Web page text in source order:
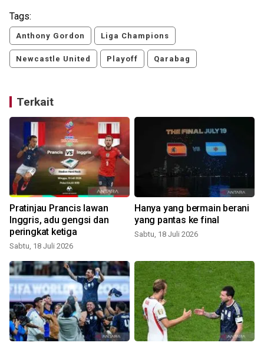
Tags:
Anthony Gordon Liga Champions
Newcastle United Playoff Qarabag
Terkait
Pratinjau Prancis lawan
Inggris, adu gengsi dan
peringkat ketiga
Sabtu, 18 Juli 2026
Hanya yang bermain berani
yang pantas ke final
Sabtu, 18 Juli 2026